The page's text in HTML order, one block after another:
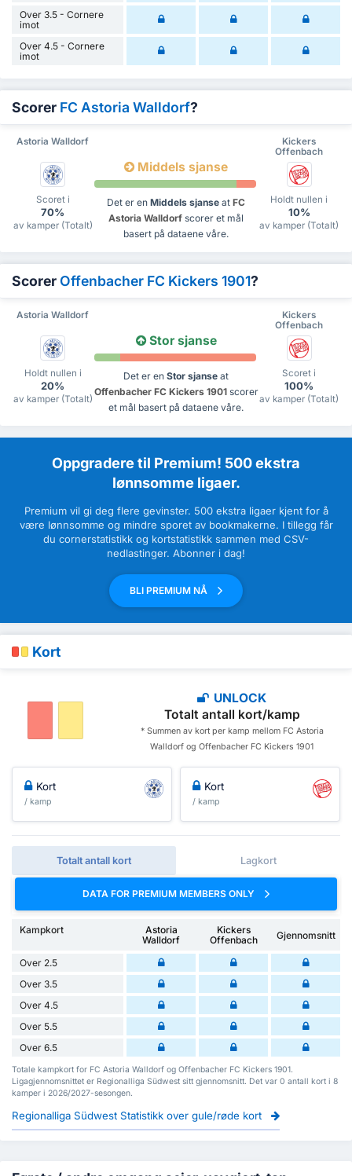
Over 3.5 - Cornere
imot
Over 4.5 - Cornere
imot
Scorer FC Astoria Walldorf?
Astoria Walldorf
Kickers
Offenbach
Scoret i
70%
av kamper (Totalt)
Middels sjanse
Det er en Middels sjanse at FC
Astoria Walldorf scorer et mål
basert på dataene våre.
Holdt nullen i
10%
av kamper (Totalt)
Scorer Offenbacher FC Kickers 1901?
Astoria Walldorf
Kickers
Offenbach
Holdt nullen i
20%
av kamper (Totalt)
Stor sjanse
Det er en Stor sjanse at
Offenbacher FC Kickers 1901scorer
et mål basert på dataene våre.
Scoret i
100%
av kamper (Totalt)
Oppgradere til Premium! 500 ekstra
lønnsomme ligaer.
Premium vil gi deg flere gevinster. 500 ekstra ligaer kjent for å
være lønnsomme og mindre sporet av bookmakerne. I tillegg får
du cornerstatistikk og kortstatistikk sammen med CSV-
nedlastinger. Abonner i dag!
BLI PREMIUM NÅ
Kort
UNLOCK
Totalt antall kort/kamp
* Summen av kort per kamp mellom FC Astoria
Walldorf og Offenbacher FC Kickers 1901
Kort
/ kamp
Kort
/ kamp
Totalt antall kort Lagkort
DATA FOR PREMIUM MEMBERS ONLY
Kampkort
Astoria
Walldorf
Kickers
Offenbach
Gjennomsnitt
Over 2.5
Over 3.5
Over 4.5
Over 5.5
Over 6.5
Totale kampkort for FC Astoria Walldorf og Offenbacher FC Kickers 1901.
Ligagjennomsnittet er Regionalliga Südwest sitt gjennomsnitt. Det var 0 antall kort i 8
kamper i 2026/2027-sesongen.
Regionalliga Südwest Statistikk over gule/røde kort